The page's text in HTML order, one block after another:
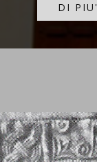
DI PIU'